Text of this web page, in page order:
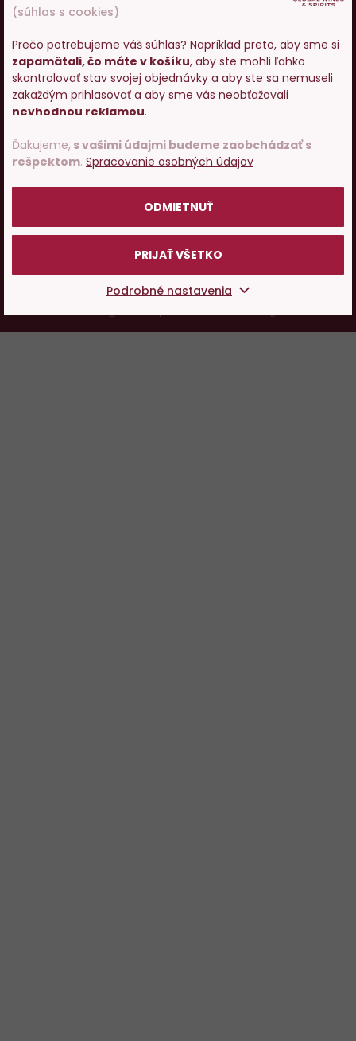
(súhlas s cookies)
Prečo potrebujeme váš súhlas? Napríklad preto, aby sme si
zapamätali, čo máte v košíku, aby ste mohli ľahko
skontrolovať stav svojej objednávky a aby ste sa nemuseli
zakaždým prihlasovať a aby sme vás neobťažovali
nevhodnou reklamou.
Ďakujeme, s vašimi údajmi budeme zaobchádzať s
rešpektom. Spracovanie osobných údajov
ODMIETNUŤ
PRIJAŤ VŠETKO
Podrobné nastavenia
Pojďme si povídat o víně
vyhrazena. Adresa: Václavské náměstí 53, 110 00 Praha 1,
e-mail:eshop@g-w-s.cz
V internetovom obchode Global-Wines.sk platí zákaz
rokov.
Česky Slovensky
Vstupujete na stránky s
predajom alkoholu. Prosím
potvrďte, že Vám už bolo 18